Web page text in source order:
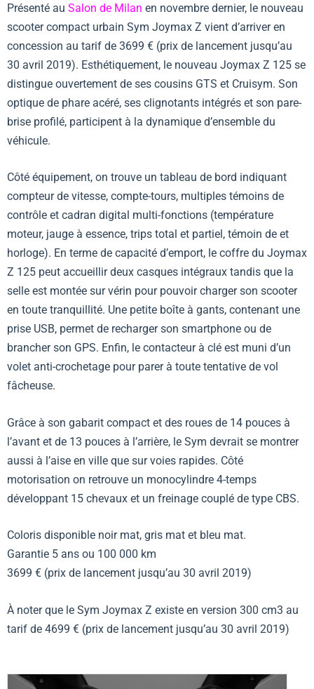
Présenté au Salon de Milan en novembre dernier, le nouveau
scooter compact urbain Sym Joymax Z vient d’arriver en
concession au tarif de 3699 € (prix de lancement jusqu’au
30 avril 2019). Esthétiquement, le nouveau Joymax Z 125 se
distingue ouvertement de ses cousins GTS et Cruisym. Son
optique de phare acéré, ses clignotants intégrés et son pare-
brise profilé, participent à la dynamique d’ensemble du
véhicule.
Côté équipement, on trouve un tableau de bord indiquant
compteur de vitesse, compte-tours, multiples témoins de
contrôle et cadran digital multi-fonctions (température
moteur, jauge à essence, trips total et partiel, témoin de et
horloge). En terme de capacité d’emport, le coffre du Joymax
Z 125 peut accueillir deux casques intégraux tandis que la
selle est montée sur vérin pour pouvoir charger son scooter
en toute tranquillité. Une petite boîte à gants, contenant une
prise USB, permet de recharger son smartphone ou de
brancher son GPS. Enfin, le contacteur à clé est muni d’un
volet anti-crochetage pour parer à toute tentative de vol
fâcheuse.
Grâce à son gabarit compact et des roues de 14 pouces à
l’avant et de 13 pouces à l’arrière, le Sym devrait se montrer
aussi à l’aise en ville que sur voies rapides. Côté
motorisation on retrouve un monocylindre 4-temps
développant 15 chevaux et un freinage couplé de type CBS.
Coloris disponible noir mat, gris mat et bleu mat.
Garantie 5 ans ou 100 000 km
3699 € (prix de lancement jusqu’au 30 avril 2019)
À noter que le Sym Joymax Z existe en version 300 cm3 au
tarif de 4699 € (prix de lancement jusqu’au 30 avril 2019)